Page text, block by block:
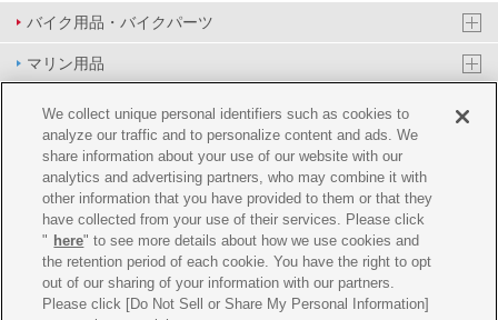
バイク用品・バイクパーツ
マリン用品
PAS/YPJ用品
その他用品
イベント&エンターテイメント
オンラインショップ
企業情報
ご利用規約 推薦環境 プライバシーポリシー Cookie ポリシー
We collect unique personal identifiers such as cookies to
analyze our traffic and to personalize content and ads. We
share information about your use of our website with our
analytics and advertising partners, who may combine it with
other information that you have provided to them or that they
have collected from your use of their services. Please click
" here" to see more details about how we use cookies and
the retention period of each cookie. You have the right to opt
out of our sharing of your information with our partners.
Please click [Do Not Sell or Share My Personal Information]